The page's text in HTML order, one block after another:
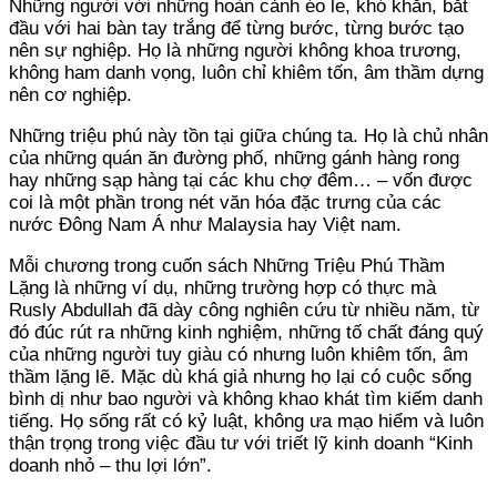
Những người với những hoàn cảnh éo le, khó khăn, bắt
đầu với hai bàn tay trắng để từng bước, từng bước tạo
nên sự nghiệp. Họ là những người không khoa trương,
không ham danh vọng, luôn chỉ khiêm tốn, âm thầm dựng
nên cơ nghiệp.
Những triệu phú này tồn tại giữa chúng ta. Họ là chủ nhân
của những quán ăn đường phố, những gánh hàng rong
hay những sạp hàng tại các khu chợ đêm… – vốn được
coi là một phần trong nét văn hóa đặc trưng của các
nước Đông Nam Á như Malaysia hay Việt nam.
Mỗi chương trong cuốn sách Những Triệu Phú Thầm
Lặng là những ví dụ, những trường hợp có thực mà
Rusly Abdullah đã dày công nghiên cứu từ nhiều năm, từ
đó đúc rút ra những kinh nghiệm, những tố chất đáng quý
của những người tuy giàu có nhưng luôn khiêm tốn, âm
thầm lặng lẽ. Mặc dù khá giả nhưng họ lại có cuộc sống
bình dị như bao người và không khao khát tìm kiếm danh
tiếng. Họ sống rất có kỷ luật, không ưa mạo hiểm và luôn
thận trọng trong việc đầu tư với triết lỹ kinh doanh “Kinh
doanh nhỏ – thu lợi lớn”.